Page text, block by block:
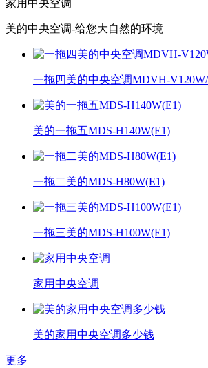
家用中央空调
美的中央空调-给您大自然的环境
一拖四美的中央空调MDVH-
美的一拖五MDS-H140W(E1)
一拖二美的MDS-H80W(E1)
一拖三美的MDS-H100W(E1)
家用中央空调
美的家用中央空调多少钱
更多